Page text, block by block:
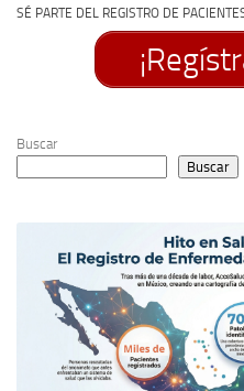
SÉ PARTE DEL REGISTRO DE
Buscar
Buscar